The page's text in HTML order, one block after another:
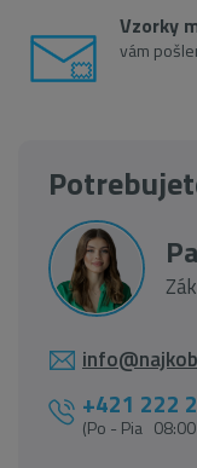
Vzorky
vám
+421 222
(Po - Pia